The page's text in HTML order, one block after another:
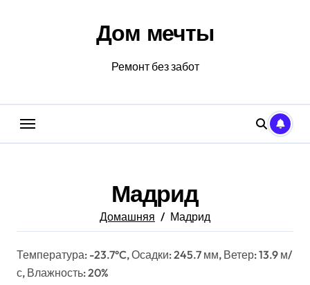
Дом мечты
Ремонт без забот
Мадрид
Домашняя Мадрид
Температура: -23.7°C, Осадки: 245.7 мм, Ветер: 13.9 м/
с, Влажность: 20%